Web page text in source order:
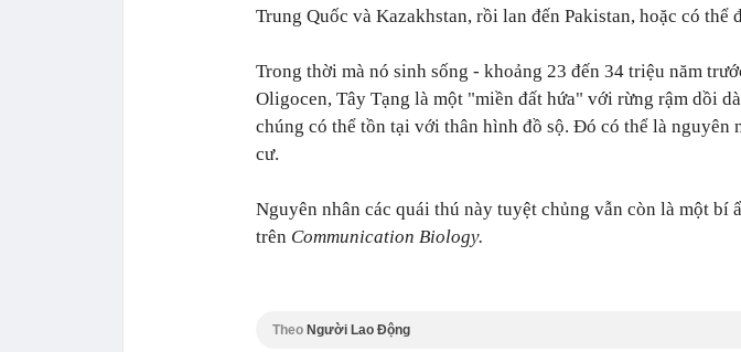
Trung Quốc và Kazakhstan, rồi lan đến Pakistan, hoặc có thể
Trong thời mà nó sinh sống - khoảng 23 đến 34 triệu năm
Oligocen, Tây Tạng là một "miền đất hứa" với rừng rậm dồi
chúng có thể tồn tại với thân hình đồ sộ. Đó có thể là nguyên
cư.
Nguyên nhân các quái thú này tuyệt chủng vẫn còn là một bí
trên Communication Biology.
Theo Người Lao Động